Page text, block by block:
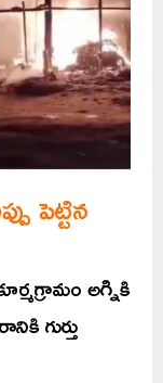
పెట్టిన
అగ్నికి
గుర్తు